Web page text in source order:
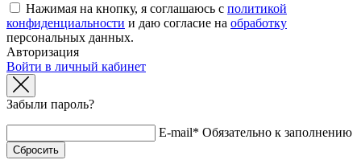
Нажимая на кнопку, я соглашаюсь с политикой
конфиденциальности и даю согласие на обработку
персональных данных.
Авторизация
Войти в личный кабинет
Забыли пароль?
E-mail* Обязательно к заполнению